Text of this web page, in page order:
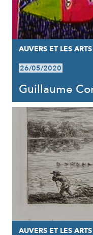
AUVERS ET LES ARTS
26/05/2020
Guillaume
AUVERS ET LES ARTS